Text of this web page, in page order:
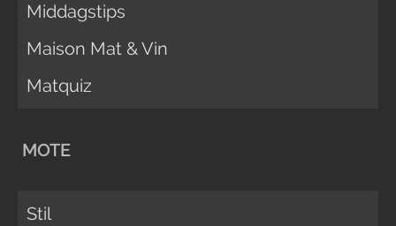
Middagstips
Maison Mat & Vin
Matquiz
MOTE
Stil